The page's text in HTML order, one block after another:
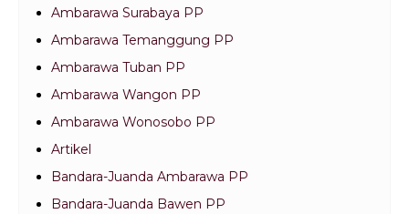
Ambarawa Surabaya PP
Ambarawa Temanggung PP
Ambarawa Tuban PP
Ambarawa Wangon PP
Ambarawa Wonosobo PP
Artikel
Bandara-Juanda Ambarawa PP
Bandara-Juanda Bawen PP